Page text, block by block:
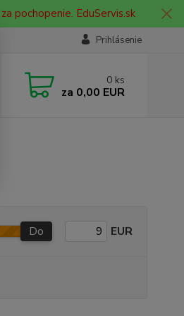
pochopenie. EduServis.sk
Prihlásenie
0 ks
za 0,00 EUR
Do EUR